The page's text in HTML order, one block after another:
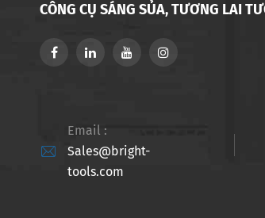
CÔNG CỤ SÁNG SỦA, TƯƠNG LAI

Email :
Sales@bright-
tools.com